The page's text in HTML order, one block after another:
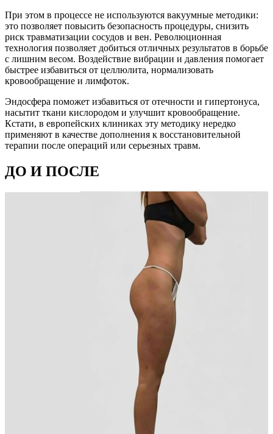
При этом в процессе не используются вакуумные методики:
это позволяет повысить безопасность процедуры, снизить
риск травматизации сосудов и вен. Революционная
технология позволяет добиться отличных результатов в борьбе
с лишним весом. Воздействие вибрации и давления помогает
быстрее избавиться от целлюлита, нормализовать
кровообращение и лимфоток.
Эндосфера поможет избавиться от отечности и гипертонуса,
насытит ткани кислородом и улучшит кровообращение.
Кстати, в европейских клиниках эту методику нередко
применяют в качестве дополнения к восстановительной
терапии после операций или серьезных травм.
ДО И ПОСЛЕ